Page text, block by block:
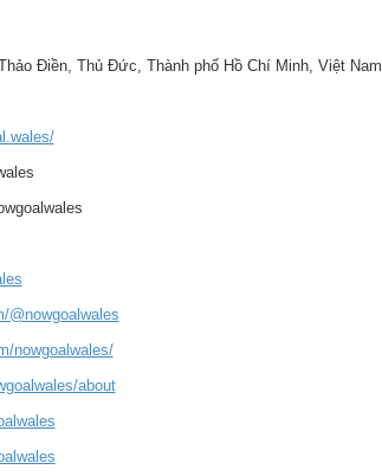
Điền, Thủ Đức, Thành phố Hồ Chí Minh, Việt Nam
@nowgoalwales
nowgoalwales/
about